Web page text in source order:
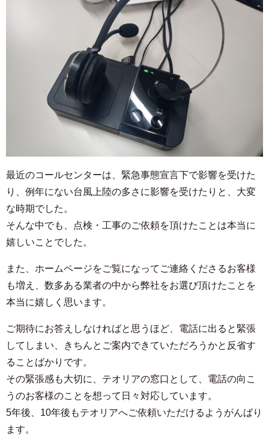
最近のコールセンターは、緊急事態宣言下で影響を受けた
り、例年にない台風上陸の多さに影響を受けたりと、大変
な時期でした。
そんな中でも、点検・工事のご依頼を頂けたことは本当に
嬉しいことでした。
また、ホームページをご覧になってご連絡くださるお客様
も増え、数多ある業者の中から弊社をお選び頂けたことを
本当に嬉しく思います。
ご期待にお答えしなければと思うほど、電話に出ると緊張
してしまい、きちんとご案内できていただろうかと反省す
ることばかりです。
その緊張感も大切に、テオリアの窓口として、電話の向こ
うのお客様のことを想って日々対応しています。
5年後、10年後もテオリアへご依頼いただけるようがんばり
ます。